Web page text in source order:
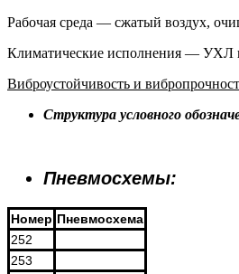
Рабочая среда — сжатый воздух,
Климатические исполнения — УХЛ
Виброустойчивость и
Структура условного
Пневмосхемы:
Номер Пневмосхема
252
253